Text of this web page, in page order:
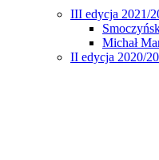
III edycja 2021/
Michał
II edycja 2020/